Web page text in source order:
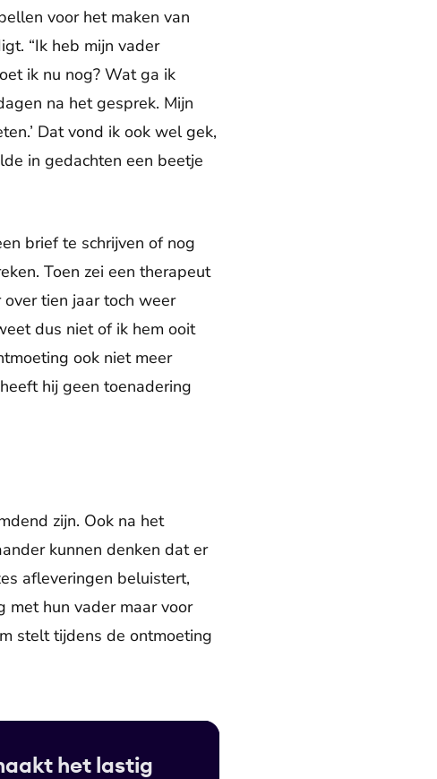
voor het maken van
“Ik heb mijn vader
ik nu nog? Wat ga ik
na het gesprek. Mijn
Dat vond ik ook wel gek,
in gedachten een beetje
brief te schrijven of nog
Toen zei een therapeut
tien jaar toch weer
dus niet of ik hem ooit
ook niet meer
hij geen toenadering
zijn. Ook na het
kunnen denken dat er
afleveringen beluistert,
met hun vader maar voor
stelt tijdens de ontmoeting
het lastig